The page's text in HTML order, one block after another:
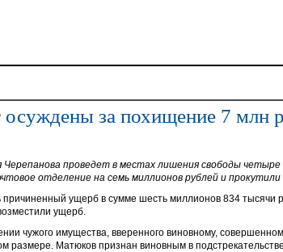
осуждены за похищение 7 млн
проведет в местах лишения свободы четыре
отделение на семь миллионов рублей и прокутили
причиненный ущерб в сумме шесть миллионов 834 тысячи
ущерб.
чужого имущества, вверенного виновному,
размере. Матюков признан виновным в